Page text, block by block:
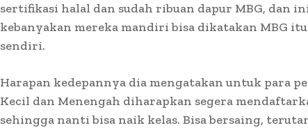
sertifikasi halal dan sudah ribuan dapur MBG, dan
kebanyakan mereka mandiri bisa dikatakan MBG
sendiri.
Harapan kedepannya dia mengatakan untuk para
Kecil dan Menengah diharapkan segera
sehingga nanti bisa naik kelas. Bisa bersaing,